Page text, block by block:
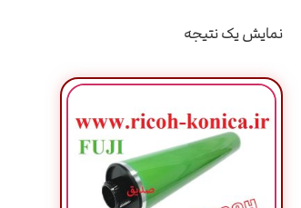
نمایش یک نتیجه